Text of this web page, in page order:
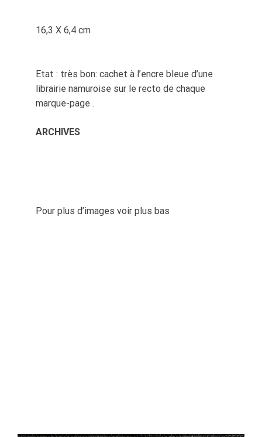
16,3 X 6,4 cm
Etat : très bon: cachet à l’encre bleue d’une
librairie namuroise sur le recto de chaque
marque-page .
ARCHIVES
Pour plus d’images voir plus bas